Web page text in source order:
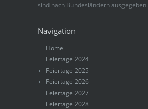
sind nach Bundesländern ausgegeben.
Navigation
Home
Feiertage 2024
Feiertage 2025
Feiertage 2026
Feiertage 2027
Feiertage 2028